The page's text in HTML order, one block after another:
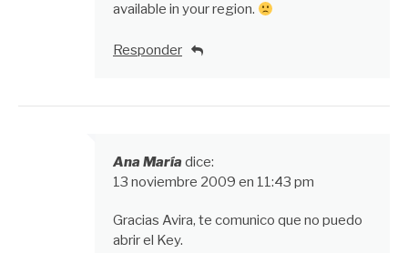
available in your region.
Responder
Ana María dice:
13 noviembre 2009 en 11:43 pm
Gracias Avira, te comunico que no puedo
abrir el Key.